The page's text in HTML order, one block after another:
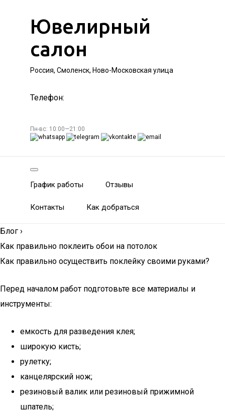
Ювелирный
салон
Россия, Смоленск, Ново-Московская улица
Телефон:
Пн-вс: 10:00—21:00
График работы Отзывы
Контакты Как добраться
Блог ›
Как правильно поклеить обои на потолок
Как правильно осуществить поклейку своими руками?
Перед началом работ подготовьте все материалы и
инструменты:
емкость для разведения клея;
широкую кисть;
рулетку;
канцелярский нож;
резиновый валик или резиновый прижимной
шпатель;